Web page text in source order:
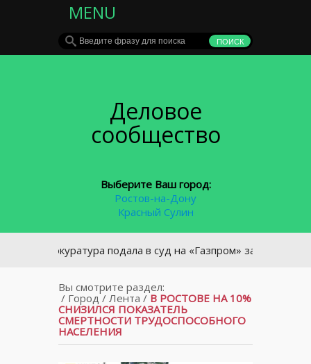
MENU
Деловое
сообщество
Выберите Ваш город:
Ростов-на-Дону
Красный Сулин
Прокуратура подала в суд на «Газпром» за отключения
Вы смотрите раздел:
/ Город/ Лента / В РОСТОВЕ НА 10%
СНИЗИЛСЯ ПОКАЗАТЕЛЬ
СМЕРТНОСТИ ТРУДОСПОСОБНОГО
НАСЕЛЕНИЯ